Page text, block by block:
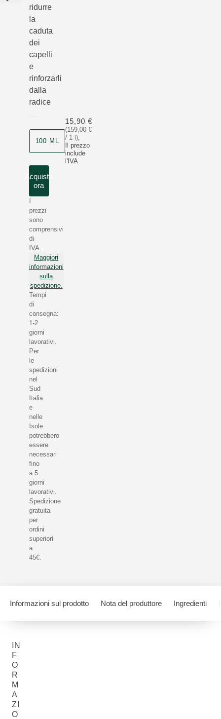
ridurre
la
caduta
dei
capelli
e
rinforzarli
dalla
radice
100 ML
(159,00 €
/ 1 l),
Il prezzo
include
l'IVA
15,90 €
Acquista
ora
prezzi
sono
comprensivi
di
IVA.
Maggiori
informazioni
sulla
spedizione.
Tempi
di
consegna:
1-2
giorni
lavorativi.
Per
le
spedizioni
nel
Sud
Italia
e
nelle
Isole
potrebbero
essere
necessari
fino
a 5
giorni
lavorativi.
Spedizione
gratuita
per
ordini
superiori
a
45€.
Informazioni sul prodotto Nota del produttore Ingredienti
IN
F
O
R
M
A
ZI
O